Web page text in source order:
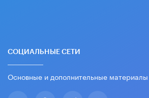
СОЦИАЛЬНЫЕ СЕТИ
Основные и дополнительные